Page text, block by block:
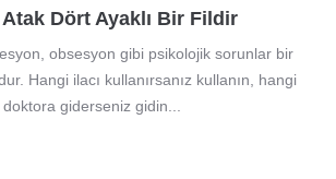
Dört Ayaklı Bir Fildir
obsesyon gibi psikolojik sorunlar bir
Hangi ilacı kullanırsanız kullanın, hangi
doktora giderseniz gidin...